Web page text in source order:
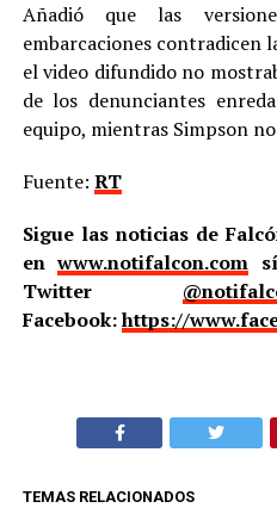
Añadió que las
embarcaciones contradicen
el video difundido no
de los denunciantes
equipo, mientras Simpson
Fuente: RT
Sigue las noticias de
enwww.notifalcon.com
Twitter
Facebook:https://
TEMAS RELACIONADOS